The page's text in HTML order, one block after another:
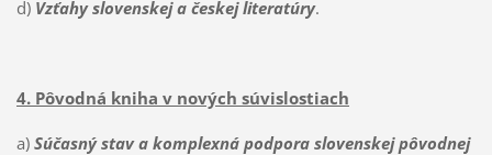
d) Vzťahy slovenskej a českej literatúry.
4. Pôvodná kniha v nových súvislostiach
a) Súčasný stav a komplexná podpora slovenskej pôvodnej